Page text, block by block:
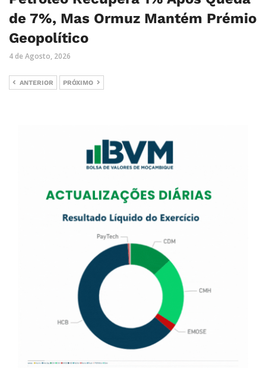
de 7%, Mas Ormuz Mantém Prémio
Geopolítico
4 de Agosto, 2026
ANTERIOR PRÓXIMO